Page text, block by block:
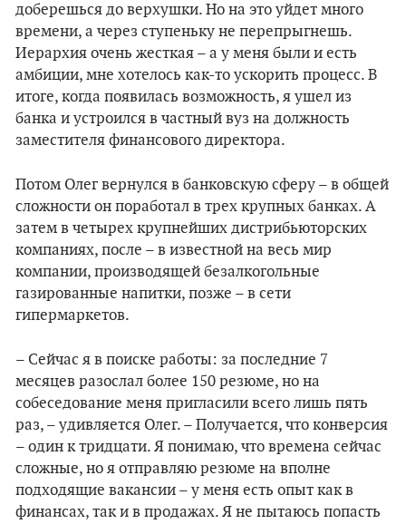
доберешься до верхушки. Но на это уйдет много
времени, а через ступеньку не перепрыгнешь.
Иерархия очень жесткая – а у меня были и есть
амбиции, мне хотелось как-то ускорить процесс. В
итоге, когда появилась возможность, я ушел из
банка и устроился в частный вуз на должность
заместителя финансового директора.
Потом Олег вернулся в банковскую сферу – в общей
сложности он поработал в трех крупных банках. А
затем в четырех крупнейших дистрибьюторских
компаниях, после – в известной на весь мир
компании, производящей безалкогольные
газированные напитки, позже – в сети
гипермаркетов.
– Сейчас я в поиске работы: за последние 7
месяцев разослал более 150 резюме, но на
собеседование меня пригласили всего лишь пять
раз, – удивляется Олег. – Получается, что конверсия
– один к тридцати. Я понимаю, что времена сейчас
сложные, но я отправляю резюме на вполне
подходящие вакансии – у меня есть опыт как в
финансах, так и в продажах. Я не пытаюсь попасть